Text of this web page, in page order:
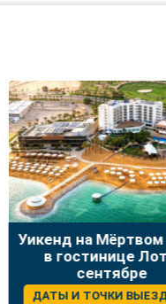
Уикенд на Мёртвом
в гостинице Лот в
сентябре
ДАТЫ И ТОЧКИ ВЫЕЗДА